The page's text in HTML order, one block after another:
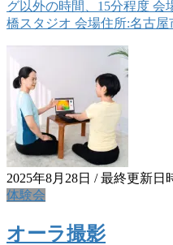
グ以外の時間、15分程度
橋スタジオ 会場住所:名古
2025年8月28日 / 最終更新日
体験会
オーラ撮影